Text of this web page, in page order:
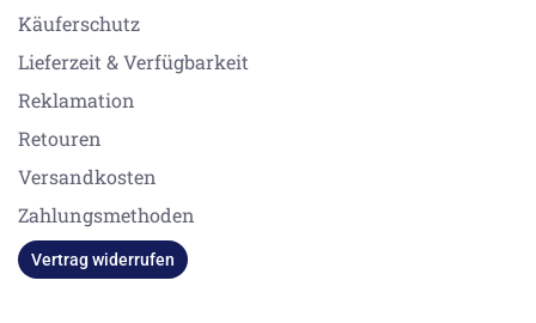
Käuferschutz
Lieferzeit & Verfügbarkeit
Reklamation
Retouren
Versandkosten
Zahlungsmethoden
Vertrag widerrufen